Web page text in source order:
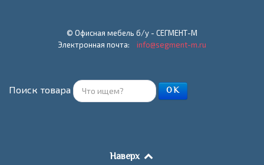
© Офисная мебель б/у - СЕГМЕНТ-М
Электронная почта: info@segment-m.ru
Поиск товара ОК
Наверх